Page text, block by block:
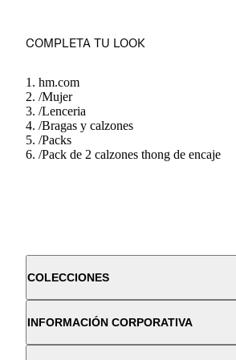
COMPLETA TU LOOK
hm.com
/Mujer
/Lenceria
/Bragas y calzones
/Packs
/Pack de 2 calzones thong de encaje
COLECCIONES
INFORMACIÓN CORPORATIVA